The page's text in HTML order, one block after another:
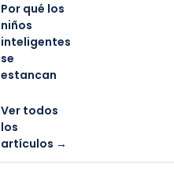
Por qué los
niños
inteligentes
se
estancan
Ver todos
los
artículos →